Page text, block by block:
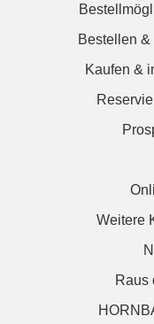
Bestellen
Kaufen &
Weitere
Raus